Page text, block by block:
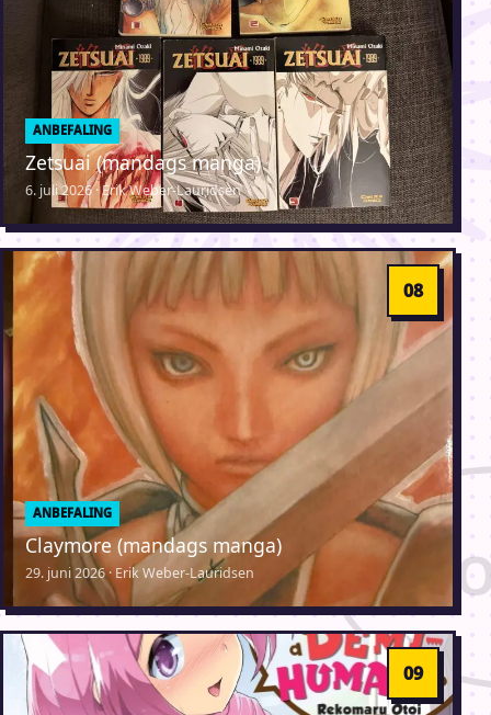
ANBEFALING
Zetsuai (mandags manga)
6. juli 2026 · Erik Weber-Lauridsen
ANBEFALING
Claymore (mandags manga)
29. juni 2026 · Erik Weber-Lauridsen